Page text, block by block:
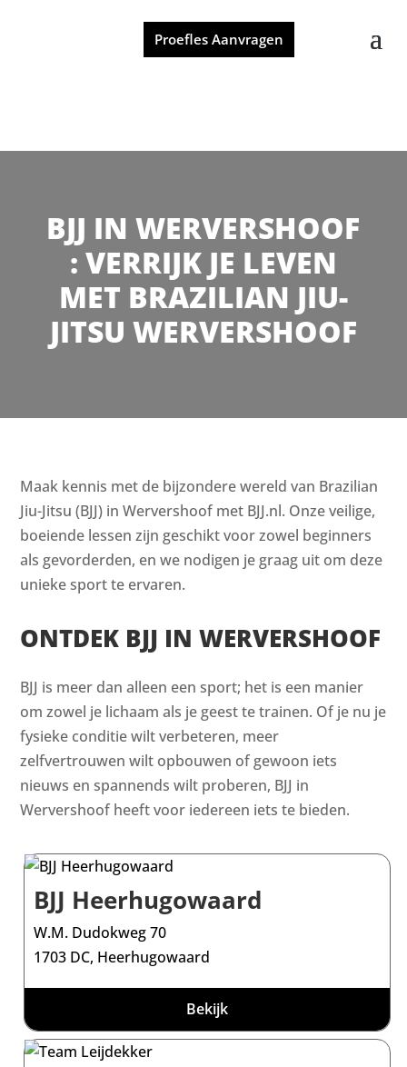
Proefles Aanvragen
BJJ IN WERVERSHOOF
: VERRIJK JE LEVEN
MET BRAZILIAN JIU-
JITSU WERVERSHOOF
Maak kennis met de bijzondere wereld van Brazilian
Jiu-Jitsu (BJJ) in Wervershoof met BJJ.nl. Onze veilige,
boeiende lessen zijn geschikt voor zowel beginners
als gevorderden, en we nodigen je graag uit om deze
unieke sport te ervaren.
ONTDEK BJJ IN WERVERSHOOF
BJJ is meer dan alleen een sport; het is een manier
om zowel je lichaam als je geest te trainen. Of je nu je
fysieke conditie wilt verbeteren, meer
zelfvertrouwen wilt opbouwen of gewoon iets
nieuws en spannends wilt proberen, BJJ in
Wervershoof heeft voor iedereen iets te bieden.
BJJ Heerhugowaard
W.M. Dudokweg 70
1703 DC, Heerhugowaard
Bekijk